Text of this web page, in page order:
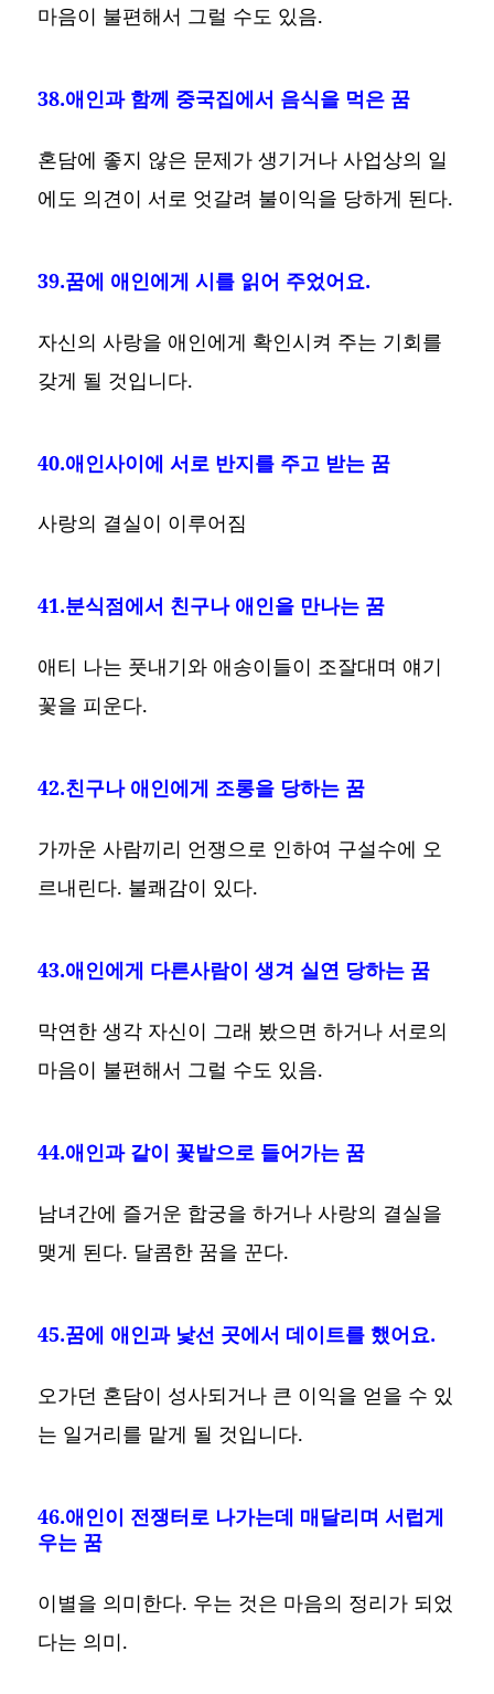
마음이 불편해서 그럴 수도 있음.
38.애인과 함께 중국집에서 음식을 먹은 꿈
혼담에 좋지 않은 문제가 생기거나 사업상의 일
에도 의견이 서로 엇갈려 불이익을 당하게 된다.
39.꿈에 애인에게 시를 읽어 주었어요.
자신의 사랑을 애인에게 확인시켜 주는 기회를
갖게 될 것입니다.
40.애인사이에 서로 반지를 주고 받는 꿈
사랑의 결실이 이루어짐
41.분식점에서 친구나 애인을 만나는 꿈
애티 나는 풋내기와 애송이들이 조잘대며 얘기
꽃을 피운다.
42.친구나 애인에게 조롱을 당하는 꿈
가까운 사람끼리 언쟁으로 인하여 구설수에 오
르내린다. 불쾌감이 있다.
43.애인에게 다른사람이 생겨 실연 당하는 꿈
막연한 생각 자신이 그래 봤으면 하거나 서로의
마음이 불편해서 그럴 수도 있음.
44.애인과 같이 꽃밭으로 들어가는 꿈
남녀간에 즐거운 합궁을 하거나 사랑의 결실을
맺게 된다. 달콤한 꿈을 꾼다.
45.꿈에 애인과 낯선 곳에서 데이트를 했어요.
오가던 혼담이 성사되거나 큰 이익을 얻을 수 있
는 일거리를 맡게 될 것입니다.
46.애인이 전쟁터로 나가는데 매달리며 서럽게
우는 꿈
이별을 의미한다. 우는 것은 마음의 정리가 되었
다는 의미.